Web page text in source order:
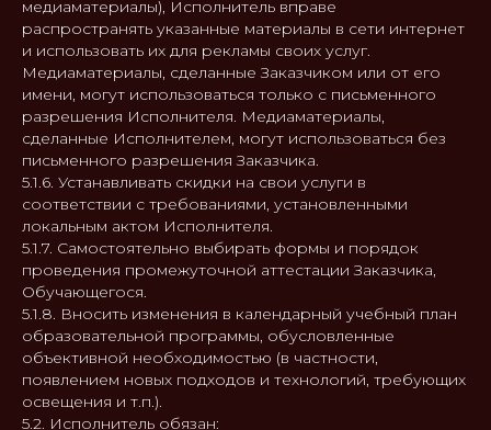
медиаматериалы), Исполнитель вправе
распространять указанные материалы в сети интернет
и использовать их для рекламы своих услуг.
Медиаматериалы, сделанные Заказчиком или от его
имени, могут использоваться только с письменного
разрешения Исполнителя. Медиаматериалы,
сделанные Исполнителем, могут использоваться без
письменного разрешения Заказчика.
5.1.6. Устанавливать скидки на свои услуги в
соответствии с требованиями, установленными
локальным актом Исполнителя.
5.1.7. Самостоятельно выбирать формы и порядок
проведения промежуточной аттестации Заказчика,
Обучающегося.
5.1.8. Вносить изменения в календарный учебный план
образовательной программы, обусловленные
объективной необходимостью (в частности,
появлением новых подходов и технологий, требующих
освещения и т.п.).
5.2. Исполнитель обязан: